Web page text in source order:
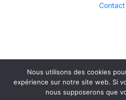
Contact
Nous utilisons des cookies
expérience sur notre site web. Si
nous supposerons que